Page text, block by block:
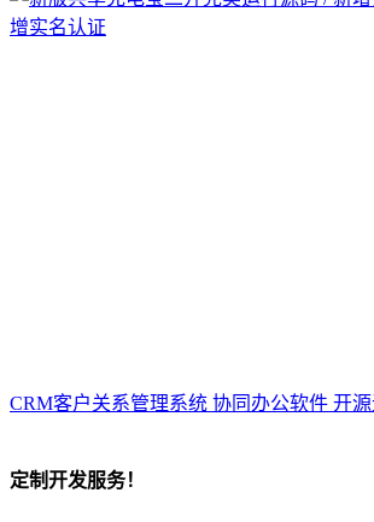
CRM客户关系管理系统 协同办公软件 开
定制开发服务！